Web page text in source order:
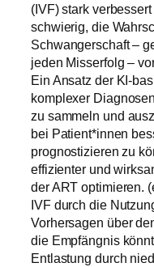
(IVF) stark
schwierig, die
Schwangerschaft –
jeden Misserfolg –
Ein Ansatz der KI-
komplexer
zu sammeln und
bei Patient*innen
prognostizieren zu
effizienter und
der ART optimieren.
IVF durch die
Vorhersagen über
die Empfängnis
Entlastung durch